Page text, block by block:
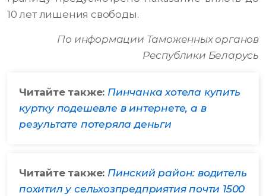
10 лет лишения свободы.
По информации Таможенных органов
Республики Беларусь
Читайте также: Пинчанка хотела купить
куртку подешевле в интернете, а в
результате потеряла деньги
Читайте также: Пинский район: водитель
похитил у сельхозпредприятия почти 1500